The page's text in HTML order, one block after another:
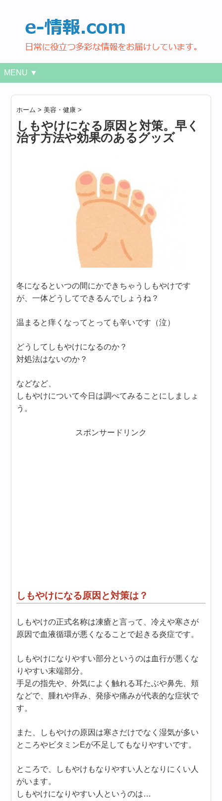
MENU ▼
ホーム >美容・健康 >
しもやけになる原因と対策。早く
治す方法や効果のあるグッズ
冬になるといつの間にかできちゃうしもやけです
が、一体どうしてできるんでしょうね？
温まると痒くなってとっても辛いです（泣）
どうしてしもやけになるのか？
対処法はないのか？
などなど、
しもやけについて今日は調べてみることにしましょ
う。
スポンサードリンク
しもやけになる原因と対策は？
しもやけの正式名称は凍瘡と言って、冷えや寒さが
原因で血液循環が悪くなることで起きる炎症です。
しもやけになりやすい部分というのは血行が悪くな
りやすい末端部分。
手足の指先や、外気によく触れる耳たぶや鼻先、頬
などで、腫れや痒み、発疹や痛みが代表的な症状で
す。
また、しもやけの原因は寒さだけでなく湿気が多い
ところやビタミンEが不足してもなりやすいです。
ところで、しもやけもなりやすい人となりにくい人
がいます。
しもやけになりやすい人というのは…